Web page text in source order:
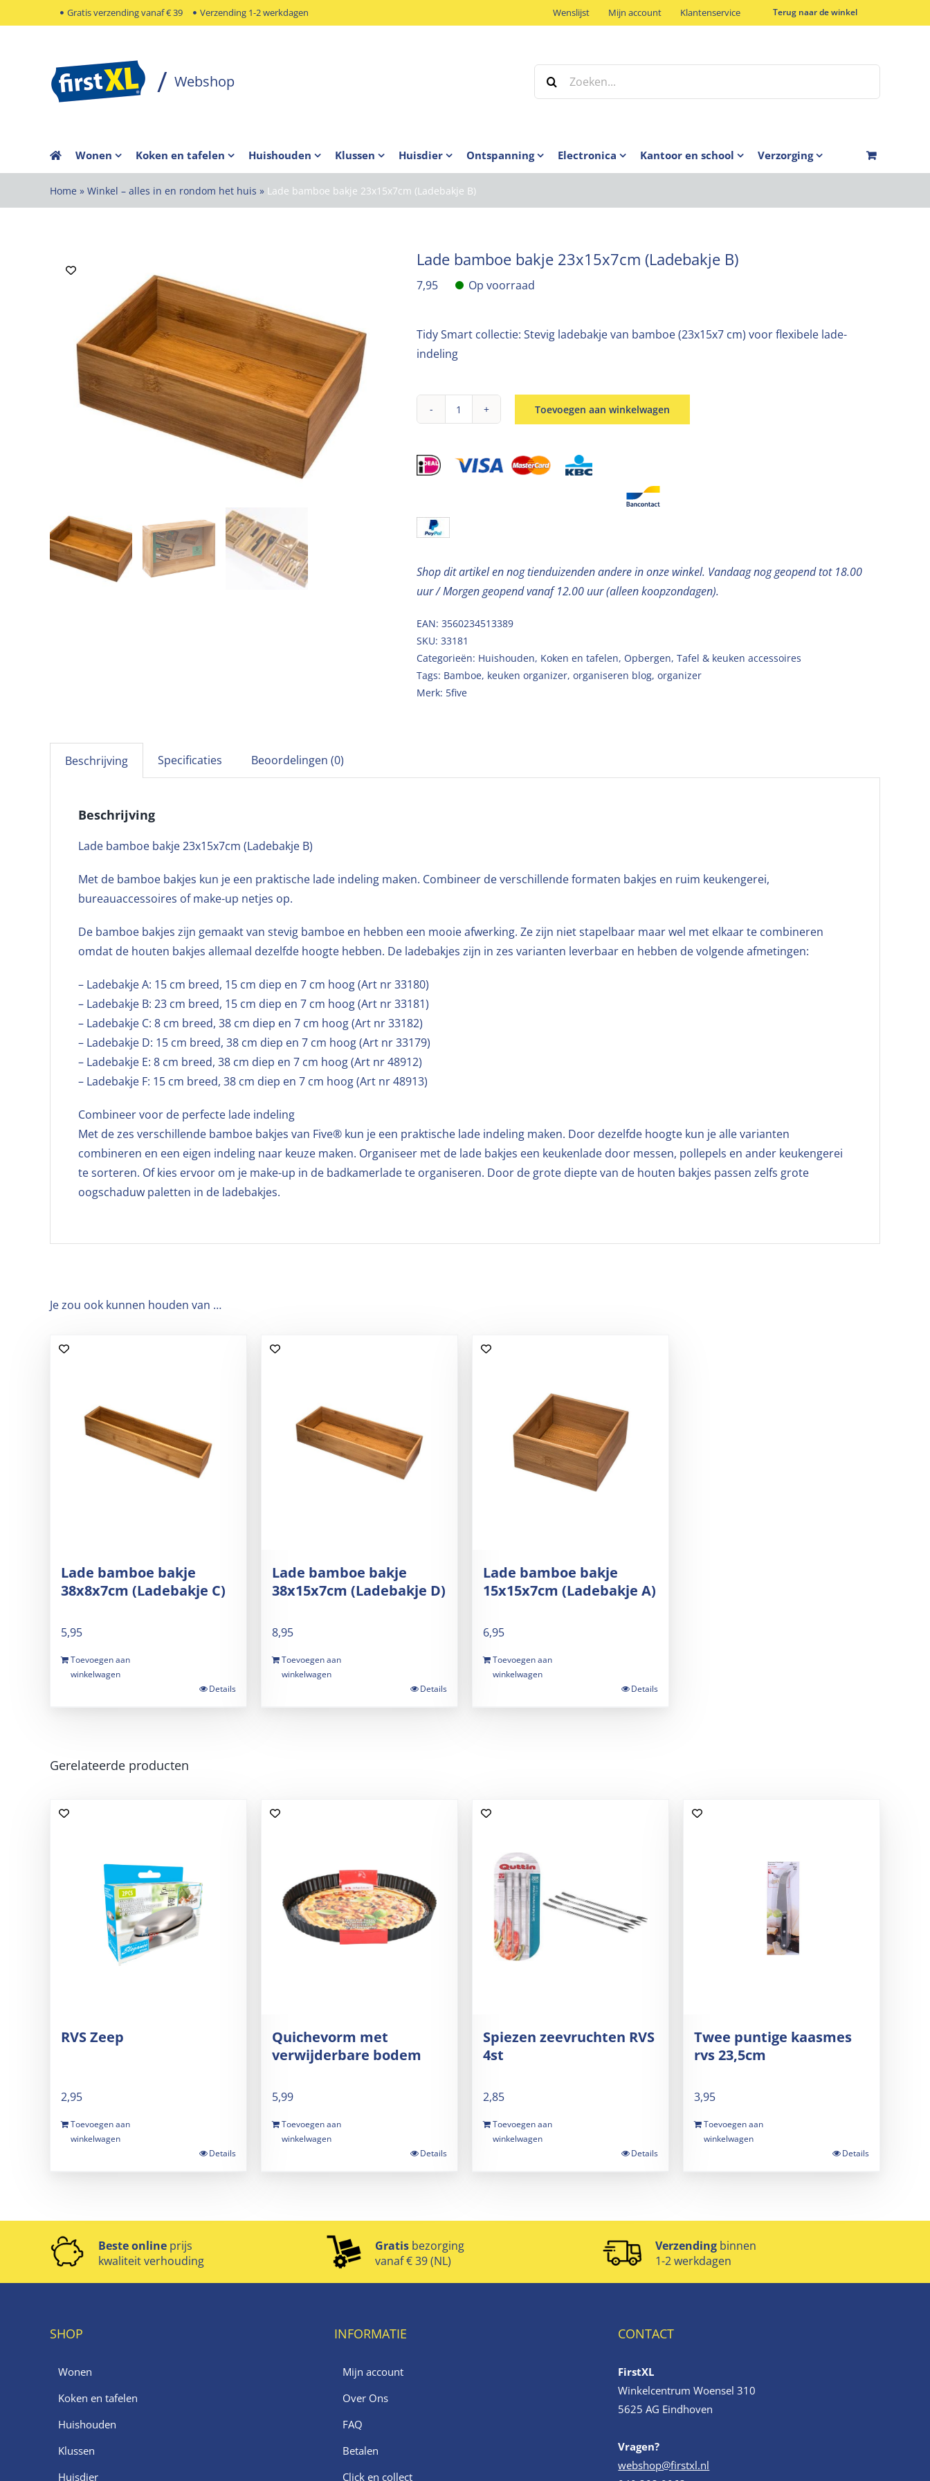
naar
Gratis verzending vanaf € 39 Verzending 1-2 werkdagen Wenslijst Mijn account Klantenservice Terug naar de winkel
Zoeken
naar:
Wonen Koken en tafelen Huishouden Klussen Huisdier Ontspanning Electronica Kantoor en school Verzorging
Home » Winkel – alles in en rondom het huis » Lade bamboe bakje 23x15x7cm (Ladebakje B)
Lade bamboe bakje 23x15x7cm (Ladebakje B)
7,95 Op voorraad
Tidy Smart collectie: Stevig ladebakje van bamboe (23x15x7 cm) voor flexibele lade-
indeling
Lade
bakje
23x15x7cm
Toevoegen aan winkelwagen
Shop dit artikel en nog tienduizenden andere in onze winkel. Vandaag nog geopend tot 18.00
uur / Morgen geopend vanaf 12.00 uur (alleen koopzondagen).
EAN: 3560234513389
SKU: 33181
Categorieën: Huishouden, Koken en tafelen, Opbergen, Tafel & keuken accessoires
Tags: Bamboe, keuken organizer, organiseren blog, organizer
Merk: 5five
Beschrijving Specificaties Beoordelingen (0)
Beschrijving
Lade bamboe bakje 23x15x7cm (Ladebakje B)
Met de bamboe bakjes kun je een praktische lade indeling maken. Combineer de verschillende formaten bakjes en ruim keukengerei,
bureauaccessoires of make-up netjes op.
De bamboe bakjes zijn gemaakt van stevig bamboe en hebben een mooie afwerking. Ze zijn niet stapelbaar maar wel met elkaar te combineren
omdat de houten bakjes allemaal dezelfde hoogte hebben. De ladebakjes zijn in zes varianten leverbaar en hebben de volgende afmetingen:
– Ladebakje A: 15 cm breed, 15 cm diep en 7 cm hoog (Art nr 33180)
– Ladebakje B: 23 cm breed, 15 cm diep en 7 cm hoog (Art nr 33181)
– Ladebakje C: 8 cm breed, 38 cm diep en 7 cm hoog (Art nr 33182)
– Ladebakje D: 15 cm breed, 38 cm diep en 7 cm hoog (Art nr 33179)
– Ladebakje E: 8 cm breed, 38 cm diep en 7 cm hoog (Art nr 48912)
– Ladebakje F: 15 cm breed, 38 cm diep en 7 cm hoog (Art nr 48913)
Combineer voor de perfecte lade indeling
Met de zes verschillende bamboe bakjes van Five® kun je een praktische lade indeling maken. Door dezelfde hoogte kun je alle varianten
combineren en een eigen indeling naar keuze maken. Organiseer met de lade bakjes een keukenlade door messen, pollepels en ander keukengerei
te sorteren. Of kies ervoor om je make-up in de badkamerlade te organiseren. Door de grote diepte van de houten bakjes passen zelfs grote
oogschaduw paletten in de ladebakjes.
Je zou ook kunnen houden van …
Lade bamboe bakje
38x8x7cm (Ladebakje C)
5,95
Toevoegen aan
winkelwagen
Details
Lade bamboe bakje
38x15x7cm (Ladebakje D)
8,95
Toevoegen aan
winkelwagen
Details
Lade bamboe bakje
15x15x7cm (Ladebakje A)
6,95
Toevoegen aan
winkelwagen
Details
Gerelateerde producten
RVS Zeep
2,95
Toevoegen aan
winkelwagen
Details
Quichevorm met
verwijderbare bodem
5,99
Toevoegen aan
winkelwagen
Details
Spiezen zeevruchten RVS
4st
2,85
Toevoegen aan
winkelwagen
Details
Twee puntige kaasmes
rvs 23,5cm
3,95
Toevoegen aan
winkelwagen
Details
Beste online prijs
kwaliteit verhouding
Gratisbezorging
vanaf € 39 (NL)
Verzendingbinnen
1-2 werkdagen
SHOP
Wonen
Koken en tafelen
Huishouden
Klussen
Huisdier
INFORMATIE
Mijn account
Over Ons
FAQ
Betalen
Click en collect
CONTACT
FirstXL
Winkelcentrum Woensel 310
5625 AG Eindhoven
Vragen?
webshop@firstxl.nl